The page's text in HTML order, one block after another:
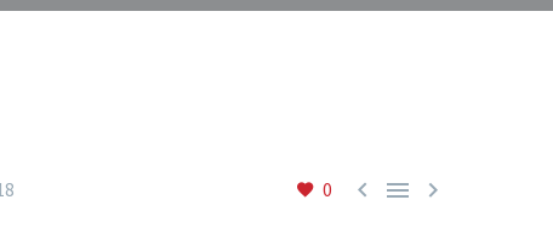
0   